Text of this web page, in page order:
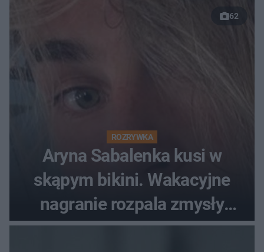
62
ROZRYWKA
Aryna Sabalenka kusi w
skąpym bikini. Wakacyjne
nagranie rozpala zmysły
fanów